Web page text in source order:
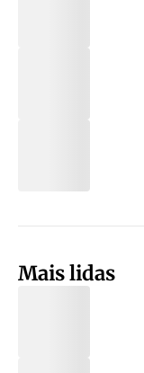
Mais lidas